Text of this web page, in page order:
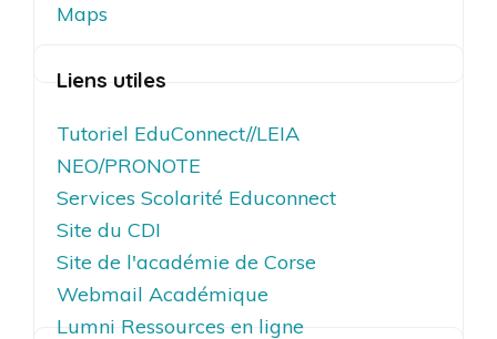
Maps
Liens utiles
Tutoriel EduConnect//LEIA
NEO/PRONOTE
Services Scolarité Educonnect
Site du CDI
Site de l'académie de Corse
Webmail Académique
Lumni Ressources en ligne